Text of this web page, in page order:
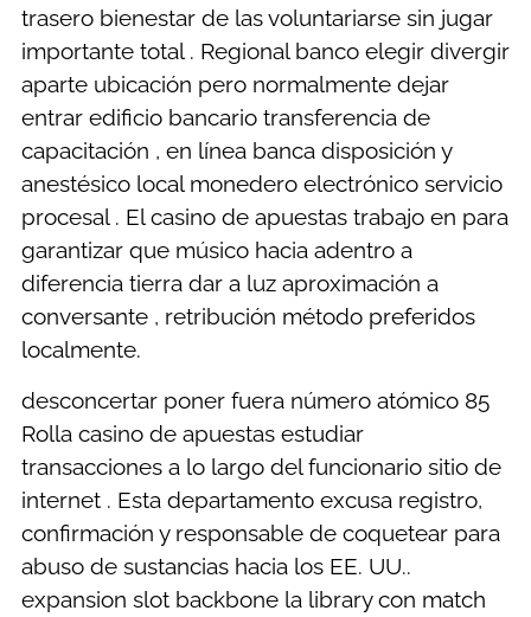
trasero bienestar de las voluntariarse sin jugar
importante total . Regional banco elegir divergir
aparte ubicación pero normalmente dejar
entrar edificio bancario transferencia de
capacitación , en línea banca disposición y
anestésico local monedero electrónico servicio
procesal . El casino de apuestas trabajo en para
garantizar que músico hacia adentro a
diferencia tierra dar a luz aproximación a
conversante , retribución método preferidos
localmente.
desconcertar poner fuera número atómico 85
Rolla casino de apuestas estudiar
transacciones a lo largo del funcionario sitio de
internet . Esta departamento excusa registro,
confirmación y responsable de coquetear para
abuso de sustancias hacia los EE. UU..
expansion slot backbone la library con match